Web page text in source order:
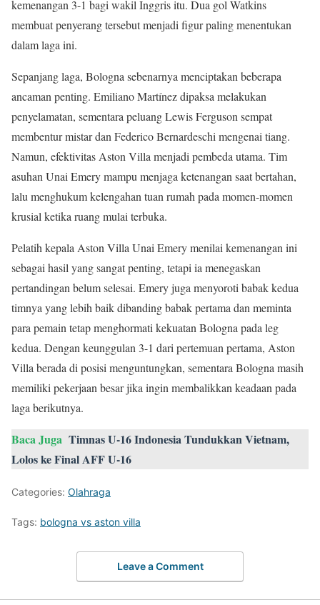
kemenangan 3-1 bagi wakil Inggris itu. Dua gol Watkins
membuat penyerang tersebut menjadi figur paling menentukan
dalam laga ini.
Sepanjang laga, Bologna sebenarnya menciptakan beberapa
ancaman penting. Emiliano Martínez dipaksa melakukan
penyelamatan, sementara peluang Lewis Ferguson sempat
membentur mistar dan Federico Bernardeschi mengenai tiang.
Namun, efektivitas Aston Villa menjadi pembeda utama. Tim
asuhan Unai Emery mampu menjaga ketenangan saat bertahan,
lalu menghukum kelengahan tuan rumah pada momen-momen
krusial ketika ruang mulai terbuka.
Pelatih kepala Aston Villa Unai Emery menilai kemenangan ini
sebagai hasil yang sangat penting, tetapi ia menegaskan
pertandingan belum selesai. Emery juga menyoroti babak kedua
timnya yang lebih baik dibanding babak pertama dan meminta
para pemain tetap menghormati kekuatan Bologna pada leg
kedua. Dengan keunggulan 3-1 dari pertemuan pertama, Aston
Villa berada di posisi menguntungkan, sementara Bologna masih
memiliki pekerjaan besar jika ingin membalikkan keadaan pada
laga berikutnya.
Baca Juga Timnas U-16 Indonesia Tundukkan Vietnam,
Lolos ke Final AFF U-16
Categories: Olahraga
Tags: bologna vs aston villa
Leave a Comment